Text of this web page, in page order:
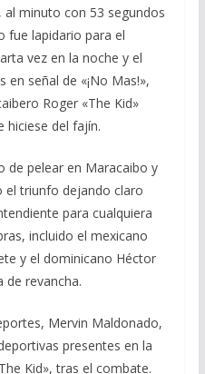
minuto con 53 segundos
fue lapidario para el
vez en la noche y el
señal de «¡No Mas!»,
Roger «The Kid»
del fajín.
de pelear en Maracaibo y
el triunfo dejando claro
para cualquiera
incluido el mexicano
y el dominicano Héctor
de revancha.
Mervin Maldonado,
presentes en la
Kid», tras el combate.